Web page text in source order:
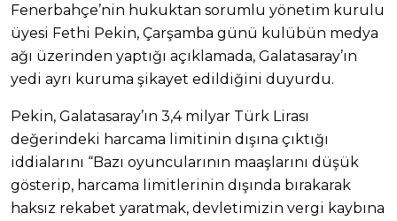
Fenerbahçe’nin hukuktan sorumlu yönetim kurulu
üyesi Fethi Pekin, Çarşamba günü kulübün medya
ağı üzerinden yaptığı açıklamada, Galatasaray’ın
yedi ayrı kuruma şikayet edildiğini duyurdu.
Pekin, Galatasaray’ın 3,4 milyar Türk Lirası
değerindeki harcama limitinin dışına çıktığı
iddialarını “Bazı oyuncularının maaşlarını düşük
gösterip, harcama limitlerinin dışında bırakarak
haksız rekabet yaratmak, devletimizin vergi kaybına